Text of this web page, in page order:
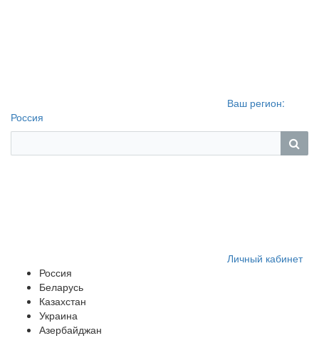
Ваш регион:
Россия
Личный кабинет
Россия
Беларусь
Казахстан
Украина
Азербайджан